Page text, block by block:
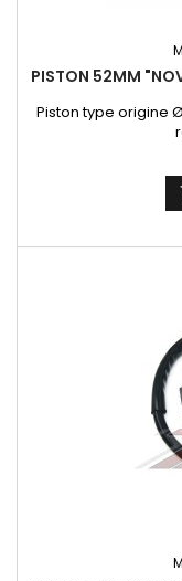
PISTON 52MM
Piston type origine